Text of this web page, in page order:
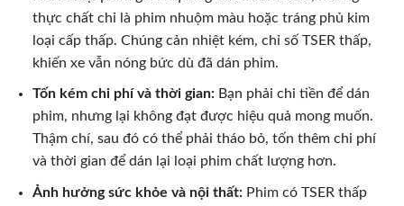
thực chất chỉ là phim nhuộm màu hoặc tráng phủ kim
loại cấp thấp. Chúng cản nhiệt kém, chỉ số TSER thấp,
khiến xe vẫn nóng bức dù đã dán phim.
Tốn kém chi phí và thời gian:Bạn phải chi tiền để dán
phim, nhưng lại không đạt được hiệu quả mong muốn.
Thậm chí, sau đó có thể phải tháo bỏ, tốn thêm chi phí
và thời gian để dán lại loại phim chất lượng hơn.
Ảnh hưởng sức khỏe và nội thất:Phim có TSER thấp